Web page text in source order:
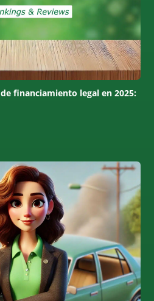
financiamiento legal en 2025: